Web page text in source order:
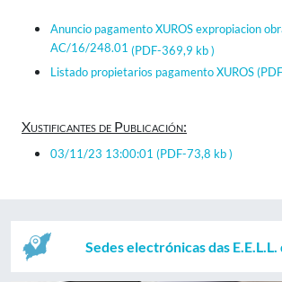
Anuncio pagamento XUROS expropiacion
AC/16/248.01 (PDF-369,9 kb )
Listado propietarios pagamento XUROS
Xustificantes de Publicación:
03/11/23 13:00:01 (PDF-73,8 kb )
Sedes electrónicas das